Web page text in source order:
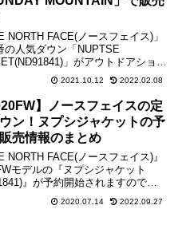
NORTH FACE(ノースフェイス)」
の人気ダウン「NUPTSE
」がアウトドアショッ
MOUNTAIN」で販売開始。
MOUNTAIN』 購入はこちら
2021.10.12 2022.02.08
】ノースフェイスの定
ン！ヌプシジャケットの予
売情報のまとめ
NORTH FACE(ノースフェイス)』
モデルの『ヌプシジャケット
』が予約開始されますので、
のブログで販売情報や予約情報を
させて頂きます！【 Nuptse
2020.07.14 2022.09.27